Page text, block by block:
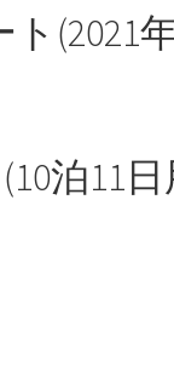
(2021
泊11日